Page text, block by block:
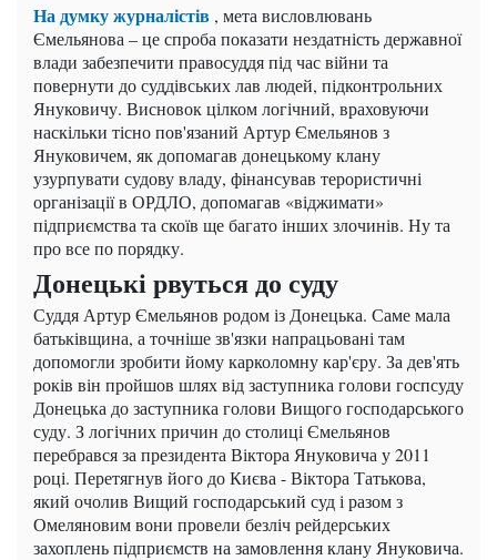
На думку журналістів , мета висловлювань
Ємельянова – це спроба показати нездатність державної
влади забезпечити правосуддя під час війни та
повернути до суддівських лав людей, підконтрольних
Януковичу. Висновок цілком логічний, враховуючи
наскільки тісно пов'язаний Артур Ємельянов з
Януковичем, як допомагав донецькому клану
узурпувати судову владу, фінансував терористичні
організації в ОРДЛО, допомагав «віджимати»
підприємства та скоїв ще багато інших злочинів. Ну та
про все по порядку.
Донецькі рвуться до суду
Суддя Артур Ємельянов родом із Донецька. Саме мала
батьківщина, а точніше зв'язки напрацьовані там
допомогли зробити йому карколомну кар'єру. За дев'ять
років він пройшов шлях від заступника голови госпсуду
Донецька до заступника голови Вищого господарського
суду. З логічних причин до столиці Ємельянов
перебрався за президента Віктора Януковича у 2011
році. Перетягнув його до Києва - Віктора Татькова,
який очолив Вищий господарський суд і разом з
Омеляновим вони провели безліч рейдерських
захоплень підприємств на замовлення клану Януковича.